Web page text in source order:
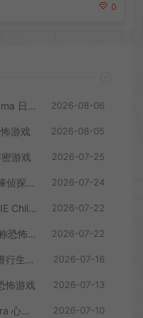
0
八尺大人的暑假 / Hachishakusama 日式温情恐怖游戏 2026-08-06
游戏 2026-08-05
游戏 2026-07-25
午夜轮班 / Shift At Midnight 惊悚侦探恐怖游戏 2026-07-24
生死深潜：雨之子民 / DIVE or DIE Children of Rain 恐怖生存探索游戏 2026-07-22
深夜照相馆 / Photomaly 第一人称恐怖游戏 2026-07-22
幽洞深潜 / Hollow Depths 水下潜行生存游戏 2026-07-16
怖游戏 2026-07-13
逃离安布拉 / Escape from Umbra 心理生存恐怖解谜游戏 2026-07-10